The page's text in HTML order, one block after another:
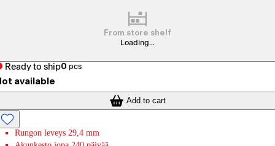
From store shelf
Loading...
Ready to ship0 pcs
available
Add to cart
Rungon leveys 29,4 mm